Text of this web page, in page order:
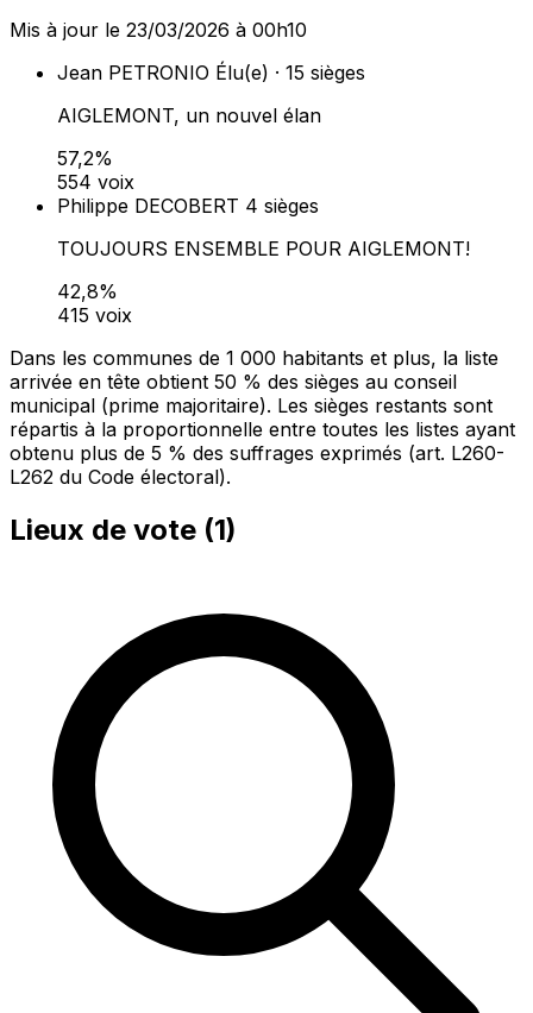
Mis à jour le 23/03/2026 à 00h10
Jean PETRONIO Élu(e) · 15 sièges
AIGLEMONT, un nouvel élan
57,2%
554 voix
Philippe DECOBERT 4 sièges
TOUJOURS ENSEMBLE POUR AIGLEMONT!
42,8%
415 voix
Dans les communes de 1 000 habitants et plus, la liste
arrivée en tête obtient 50 % des sièges au conseil
municipal (prime majoritaire). Les sièges restants sont
répartis à la proportionnelle entre toutes les listes ayant
obtenu plus de 5 % des suffrages exprimés (art. L260-
L262 du Code électoral).
Lieux de vote (1)